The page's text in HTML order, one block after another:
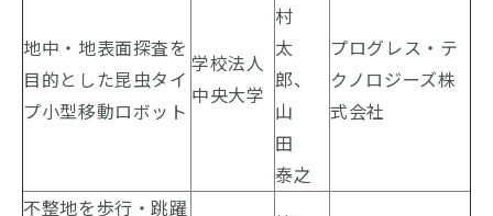
地中・地表面探査を
目的とした昆虫タイ
プ小型移動ロボット
学校法人
中央大学
村
太
郎、
山
田
泰之
プログレス・テ
クノロジーズ株
式会社
不整地を歩行・跳躍